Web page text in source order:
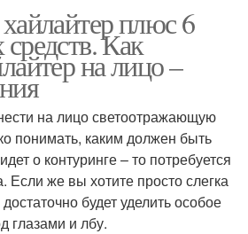
плюс 6
Как
на лицо –
на лицо светоотражающую
понимать, каким должен быть
о контуринге – то потребуется
же вы хотите просто слегка
будет уделить особое
глазами и лбу.